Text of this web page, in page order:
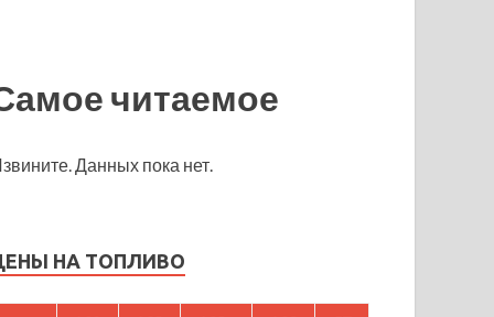
читаемое
Данных пока нет.
НА ТОПЛИВО